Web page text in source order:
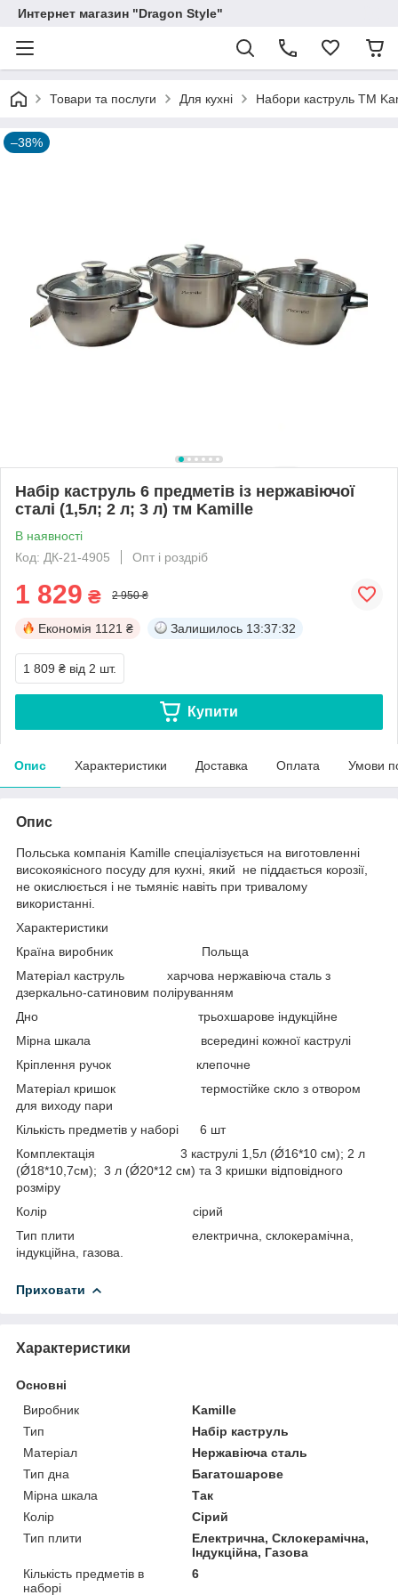
Интернет магазин "Dragon Style"
Товари та послуги Для кухні Набори каструль ТМ
–38%
Набір каструль 6 предметів із нержавіючої
сталі (1,5л; 2 л; 3 л) тм Kamille
В наявності
Код: ДК-21-4905
Опт і роздріб
1 829 ₴ 2 950 ₴
Економія 1121 ₴ Залишилось 13:37:32
1 809 ₴ від 2 шт.
Купити
Опис Характеристики Доставка Оплата Умови
Опис
Польська компанія Kamille спеціалізується на виготовленні
високоякісного посуду для кухні, який не піддається корозії,
не окислюється і не тьмяніє навіть при тривалому
використанні.
Характеристики
Країна виробник Польща
Матеріал каструль харчова нержавіюча сталь з
дзеркально-сатиновим поліруванням
Дно трьохшарове індукційне
Мірна шкала всередині кожної каструлі
Кріплення ручок клепочне
Матеріал кришок термостійке скло з отвором
для виходу пари
Кількість предметів у наборі 6 шт
Комплектація 3 каструлі 1,5л (Ǿ16*10 см); 2 л
(Ǿ18*10,7см); 3 л (Ǿ20*12 см) та 3 кришки відповідного
розміру
Колір сірий
Тип плити електрична, склокерамічна,
індукційна, газова.
Приховати
Характеристики
Основні
Виробник
Kamille
Тип
Набір каструль
Матеріал
Нержавіюча сталь
Тип дна
Багатошарове
Мірна шкала
Так
Колір
Сірий
Тип плити
Електрична, Склокерамічна,
Індукційна, Газова
Кількість предметів в
наборі
6